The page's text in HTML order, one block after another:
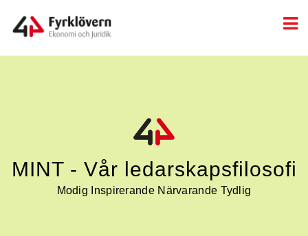
MINT - Vår ledarskapsfilosofi
Modig Inspirerande Närvarande Tydlig